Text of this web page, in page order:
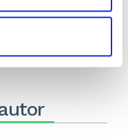
1,18€